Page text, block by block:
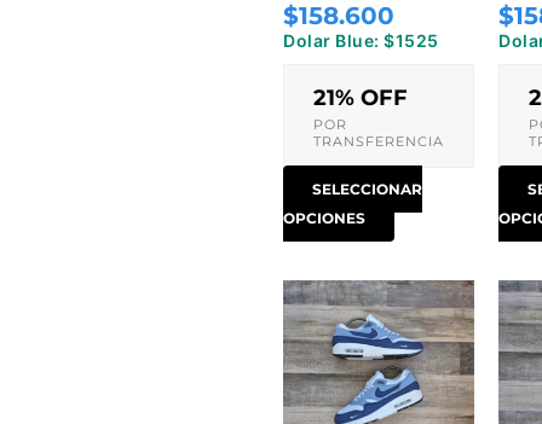
$158.600
Dolar Blue: $1525
21% OFF
POR
TRANSFERENCIA
SELECCIONAR
OPCIONES
página
producto
Este
producto
tiene
múltiples
variantes.